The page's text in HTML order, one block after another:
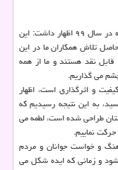
رئیس صداوسیما با اشاره به آمار سریال های پخش شده در سال ۹۹ اظهار داشت: این
تلاش همکاران ما در این
قابل نقد هستند و ما از همه
می گذاریم.
و اثرگذاری است، اظهار
به این نتیجه رسیدیم که
طراحی شده است، لطمه می
نماییم.
و خواست جوانان و مردم
شود و زمانی که ایده شکل می